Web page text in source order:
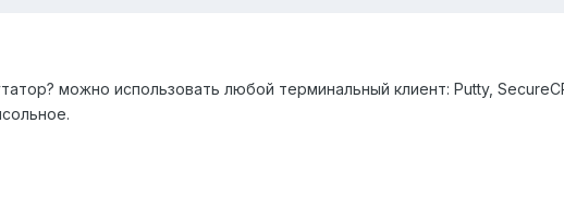
можно использовать любой терминальный клиент: Putty, Secure